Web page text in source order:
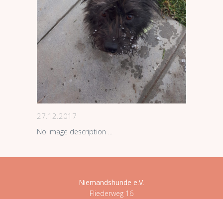
27.12.2017
No image description ...
Niemandshunde e.V.
Fliederweg 16